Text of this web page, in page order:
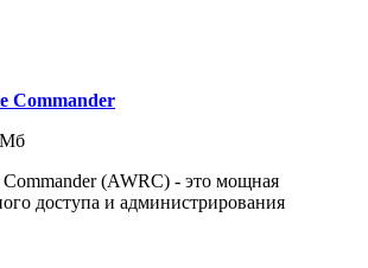
Commander
Мб
Commander (AWRC) - это мощная
доступа и администрирования